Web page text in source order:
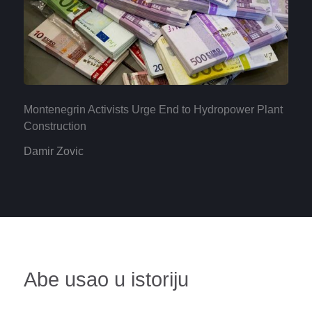
Montenegrin Activists Urge End to Hydropower Plant
Construction
Damir Zovic
Abe usao u istoriju